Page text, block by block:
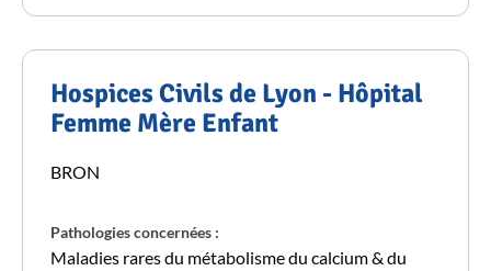
Hospices Civils de Lyon - Hôpital
Femme Mère Enfant
BRON
Pathologies concernées :
Maladies rares du métabolisme du calcium & du